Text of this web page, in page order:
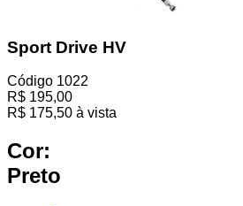
Sport Drive HV
Código 1022
R$ 195,00
R$ 175,50 à vista
Cor:
Preto